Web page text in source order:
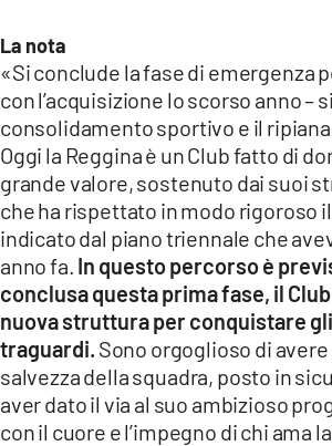
COSENZACHANNEL.IT
ILVIBONESE.IT
CATANZAROCHANNEL.IT
LACAPITALENEWS.IT
App
ANDROID
APPLE
La nota
«Si conclude la fase di emergenza
con l’acquisizione lo scorso anno –
consolidamento sportivo e il
Oggi la Reggina è un Club fatto di
grande valore, sostenuto dai suoi
che ha rispettato in modo rigoroso
indicato dal piano triennale che
anno fa. In questo percorso è
conclusa questa prima fase, il
nuova struttura per conquistare
traguardi. Sono orgoglioso di
salvezza della squadra, posto in
aver dato il via al suo ambizioso
con il cuore e l’impegno di chi ama